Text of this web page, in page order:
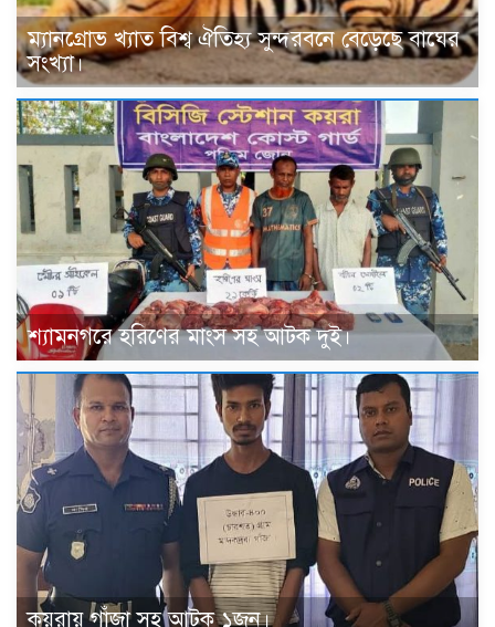
ম্যানগ্রোভ খ্যাত বিশ্ব ঐতিহ্য সুন্দরবনে বেড়েছে বাঘের
সংখ্যা।
শ্যামনগরে হরিণের মাংস সহ আটক দুই।
কয়রায় গাঁজা সহ আটক ১জন।